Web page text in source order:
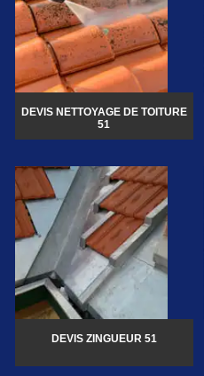
DEVIS NETTOYAGE DE TOITURE
51
DEVIS ZINGUEUR 51